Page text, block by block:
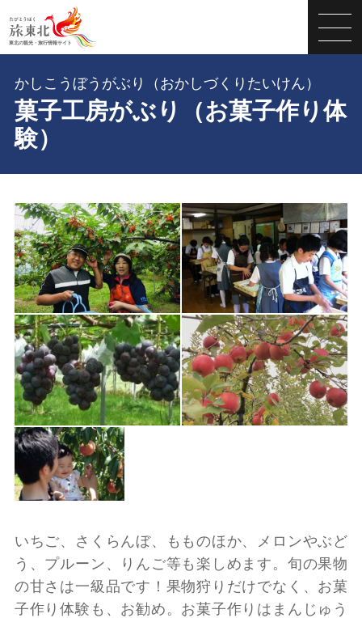
菓子工房がぶり（お菓子作り体
験）
かしこうぼうがぶり（おかしづくりたいけん）
いちご、さくらんぼ、もものほか、メロンやぶど
う、プルーン、りんご等も楽しめます。旬の果物
の甘さは一級品です！果物狩りだけでなく、お菓
子作り体験も、お勧め。お菓子作りはまんじゅう